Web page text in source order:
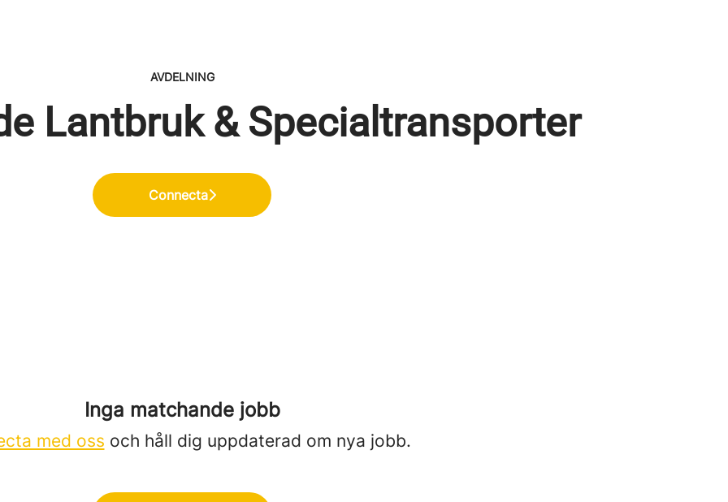
AVDELNING
Lantbruk & Specialtransporter
Connecta
Inga matchande jobb
med oss och håll dig uppdaterad om nya jobb.